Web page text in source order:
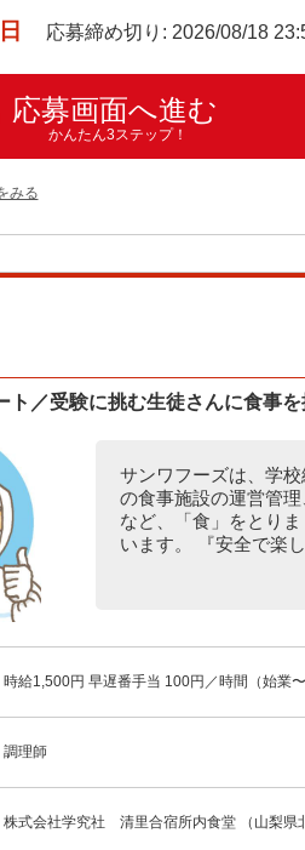
応募締め切り: 2026/08/18
応募画面へ進む
かんたん3ステップ！
みる
ト／受験に挑む生徒さんに食事を
サンワフーズは、学
の食事施設の運営管
など、「食」をとり
います。 『安全で楽
時給1,500円 早遅番手当 100円／時間（始業
調理師
株式会社学究社 清里合宿所内食堂 （山梨県